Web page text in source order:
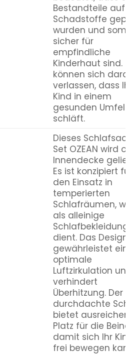
Bestandteile auf
Schadstoffe
wurden und somit
sicher für
empfindliche
Kinderhaut sind.
können sich
verlassen, dass Ihr
Kind in einem
gesunden Umfeld
schläft.
Dieses
Set OZEAN wird
Innendecke
Es ist konzipiert für
den Einsatz in
temperierten
Schlafräumen,
als alleinige
Schlafbekleidung
dient. Das Design
gewährleistet eine
optimale
Luftzirkulation und
verhindert
Überhitzung. Der
durchdachte
bietet
Platz für die Beine,
damit sich Ihr Kind
frei bewegen